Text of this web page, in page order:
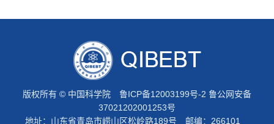
版权所有 © 中国科学院 鲁ICP备12003199号-2 鲁公网安备
37021202001253号
地址：山东省青岛市崂山区松岭路189号 邮编：266101